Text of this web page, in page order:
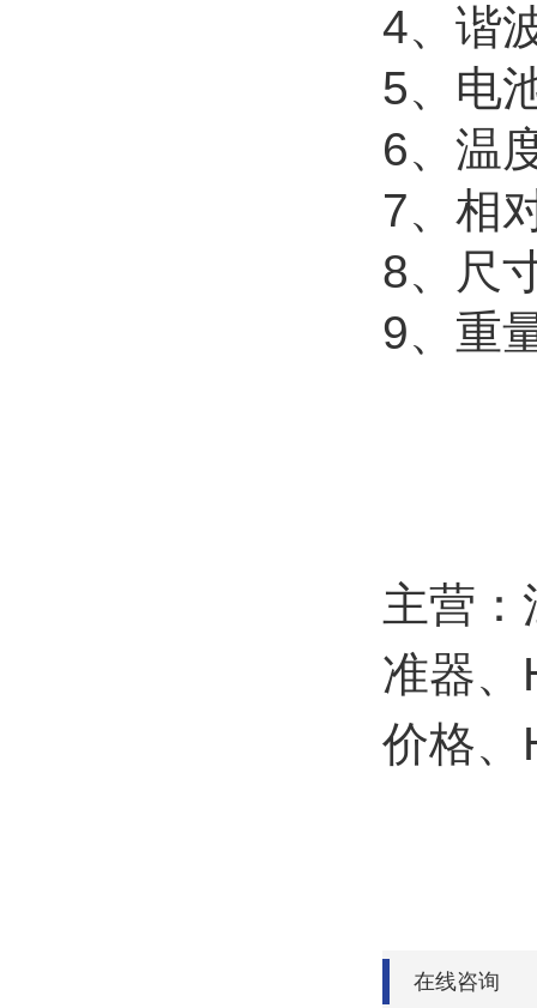
4、谐
5、电
6、温
7、相
8、尺
9、重
主营
准器、
价格、
在线咨询